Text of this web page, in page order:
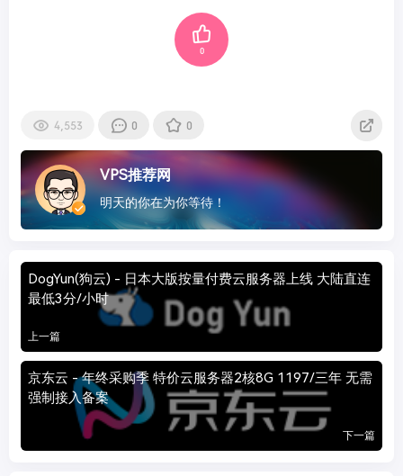
0
4,553 0 0
VPS推荐网
明天的你在为你等待！
DogYun(狗云) - 日本大版按量付费云服务器上线 大陆直连
最低3分/小时
上一篇
京东云 - 年终采购季 特价云服务器2核8G 1197/三年 无需
强制接入备案
下一篇